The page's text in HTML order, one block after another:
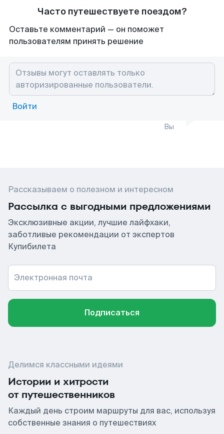
Часто путешествуете поездом?
Оставьте комментарий — он поможет
пользователям принять решение
Войти
Вы
Рассказываем о полезном и интересном
Рассылка с выгодными предложениями
Эксклюзивные акции, лучшие лайфхаки,
заботливые рекомендации от экспертов
Купибилета
Электронная почта
Подписаться
Делимся классными идеями
Истории и хитрости
от путешественников
Каждый день строим маршруты для вас, используя
собственные знания о путешествиях